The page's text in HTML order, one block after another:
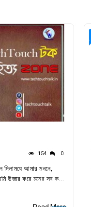
154 0
দিলামযে আমার মননে,
উজার করে মনের সব ক...